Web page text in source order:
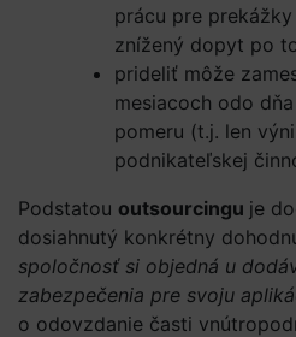
prácu pre
znížený dopyt po
prideliť môže
mesiacoch odo
pomeru (t.j. len
podnikateľskej
Podstatou outsourcingu je
dosiahnutý konkrétny
spoločnosť si objedná u
zabezpečenia pre svoju
o odovzdanie časti